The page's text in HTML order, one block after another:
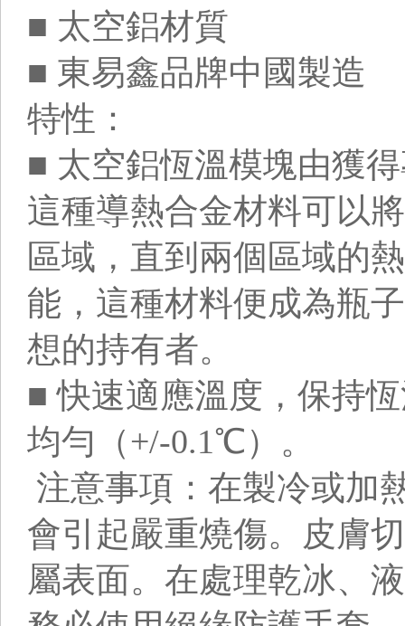
■ 太空鋁材質
■ 東易鑫品牌中國製造
特性：
■ 太空鋁恆溫模塊由獲
這種導熱合金材料可以
區域，直到兩個區域的
能，這種材料便成為瓶
想的持有者。
■ 快速適應溫度，保持
均勻（+/-0.1℃）。
注意事項：在製冷或加
會引起嚴重燒傷。皮膚
屬表面。在處理乾冰、